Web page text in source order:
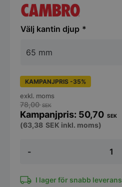
kantin djup
-
GN
Svart
KAMPANJPRIS -35%
78,00SEK
50,70 SEK
exkl. moms
(63,38 SEK inkl. moms)
I lager för snabb leverans